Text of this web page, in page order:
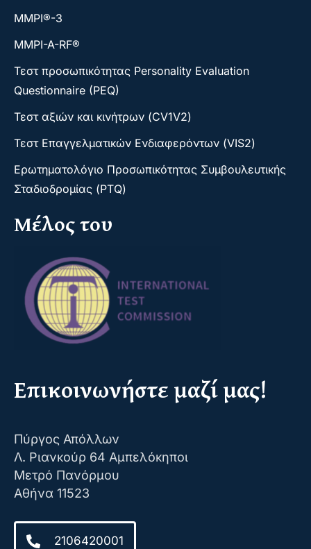
ΜΜΡΙ®-3
MMPI-A-RF®
Τεστ προσωπικότητας Personality Evaluation
Questionnaire (PEQ)
Τεστ αξιών και κινήτρων (CV1V2)
Τεστ Επαγγελματικών Ενδιαφερόντων (VIS2)
Ερωτηματολόγιο Προσωπικότητας Συμβουλευτικής
Σταδιοδρομίας (PTQ)
Μέλος του
Επικοινωνήστε μαζί μας!
Πύργος Απόλλων
Λ. Ριανκούρ 64 Αμπελόκηποι
Μετρό Πανόρμου
Αθήνα 11523
2106420001